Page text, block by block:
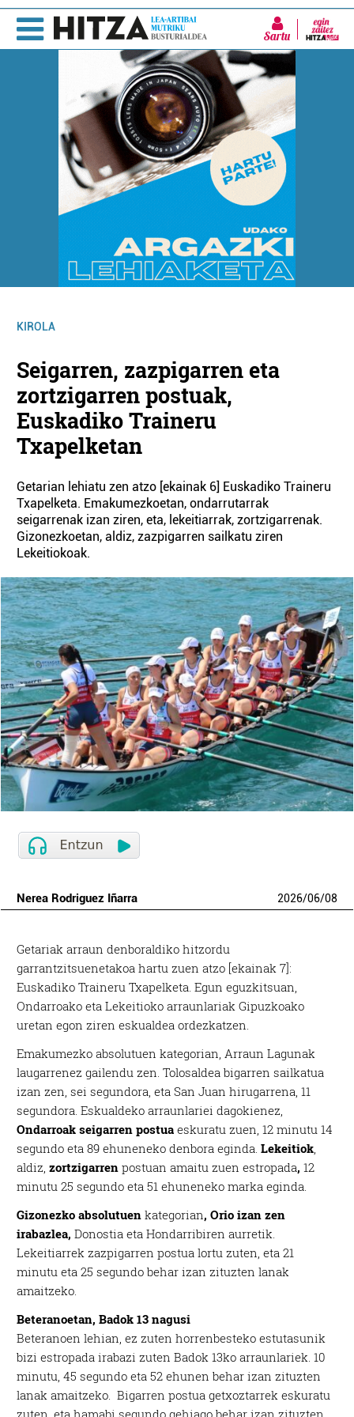
Sartu
KIROLA
Seigarren, zazpigarren eta
zortzigarren postuak,
Euskadiko Traineru
Txapelketan
Getarian lehiatu zen atzo [ekainak 6] Euskadiko Traineru
Txapelketa. Emakumezkoetan, ondarrutarrak
seigarrenak izan ziren, eta, lekeitiarrak, zortzigarrenak.
Gizonezkoetan, aldiz, zazpigarren sailkatu ziren
Lekeitiokoak.
Nerea Rodriguez Iñarra 2026/06/08
Getariak arraun denboraldiko hitzordu
garrantzitsuenetakoa hartu zuen atzo [ekainak 7]:
Euskadiko Traineru Txapelketa. Egun eguzkitsuan,
Ondarroako eta Lekeitioko arraunlariak Gipuzkoako
uretan egon ziren eskualdea ordezkatzen.
Emakumezko absolutuen kategorian, Arraun Lagunak
laugarrenez gailendu zen. Tolosaldea bigarren sailkatua
izan zen, sei segundora, eta San Juan hirugarrena, 11
segundora. Eskualdeko arraunlariei dagokienez,
Ondarroakseigarren postuaeskuratu zuen, 12 minutu 14
segundo eta 89 ehuneneko denbora eginda.Lekeitiok,
aldiz,zortzigarren postuan amaitu zuen estropada, 12
minutu 25 segundo eta 51 ehuneneko marka eginda.
Gizonezko absolutuenkategorian, Orio izan zen
irabazlea, Donostia eta Hondarribiren aurretik.
Lekeitiarrek zazpigarren postua lortu zuten, eta 21
minutu eta 25 segundo behar izan zituzten lanak
amaitzeko.
Beteranoetan, Badok 13 nagusi
Beteranoen lehian, ez zuten horrenbesteko estutasunik
bizi estropada irabazi zuten Badok 13ko arraunlariek. 10
minutu, 45 segundo eta 52 ehunen behar izan zituzten
lanak amaitzeko. Bigarren postua getxoztarrek eskuratu